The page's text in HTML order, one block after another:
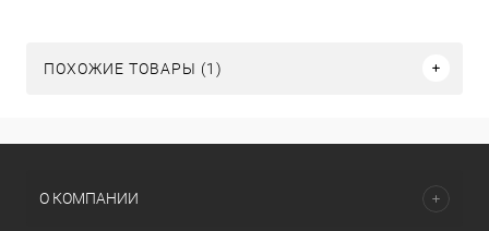
ПОХОЖИЕ ТОВАРЫ (1)
О КОМПАНИИ